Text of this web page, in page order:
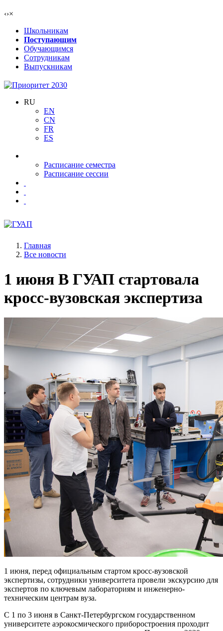
‹›×
Школьникам
Поступающим
Обучающимся
Сотрудникам
Выпускникам
RU
EN
CN
FR
ES
Расписание семестра
Расписание сессии
Главная
Все новости
1 июня В ГУАП стартовала
кросс-вузовская экспертиза
1 июня, перед официальным стартом кросс-вузовской
экспертизы, сотрудники университета провели экскурсию для
экспертов по ключевым лабораториям и инженерно-
техническим центрам вуза.
С 1 по 3 июня в Санкт-Петербургском государственном
университете аэрокосмического приборостроения проходит